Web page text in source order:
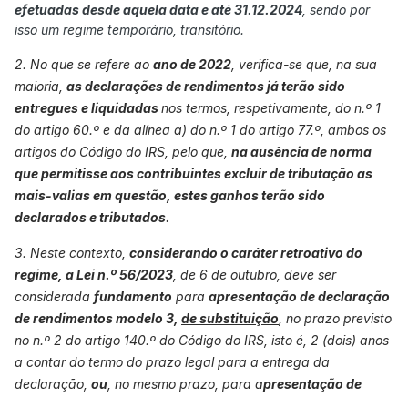
mais valias, mas não podem tomar decisão porque não tem
ordem para tomar decisão enquanto não estiver o campo
técnico das finaças de setubal. A minha pergunta é se
alguém já fez a reclamação e recebeu o dinheiro? ou o
que lhe foi dito após fazer reclamação? Eu estou 4 meses a
espera Reclamei logo em Outubro até hoje dizem que não
podem fazer nada enquanto não existir o campo
informático para alterar o irs . Sinto-me frustrado a lei está
em vigo e não recebo o que tenho direito por lei. Alguém na
mesma situação?
Cumprimentos
efetuadas desde aquela data e até 31.12.2024 , sendo por
isso um regime temporário, transitório.
2. No que se refere ao ano de 2022 , verifica-se que, na sua
maioria, as declarações de rendimentos já terão sido
entregues e liquidadasnos termos, respetivamente, do n.º 1
do artigo 60.º e da alínea a) do n.º 1 do artigo 77.º, ambos os
artigos do Código do IRS, pelo que, na ausência de norma
que permitisse aos contribuintes excluir de tributação as
mais-valias em questão, estes ganhos terão sido
declarados e tributados.
3. Neste contexto, considerando o caráter retroativo do
regime, a Lei n.º 56/2023 , de 6 de outubro, deve ser
considerada fundamento para apresentação de declaração
de rendimentos modelo 3, de substituição , no prazo previsto
no n.º 2 do artigo 140.º do Código do IRS, isto é, 2 (dois) anos
a contar do termo do prazo legal para a entrega da
declaração, ou , no mesmo prazo, para apresentação de